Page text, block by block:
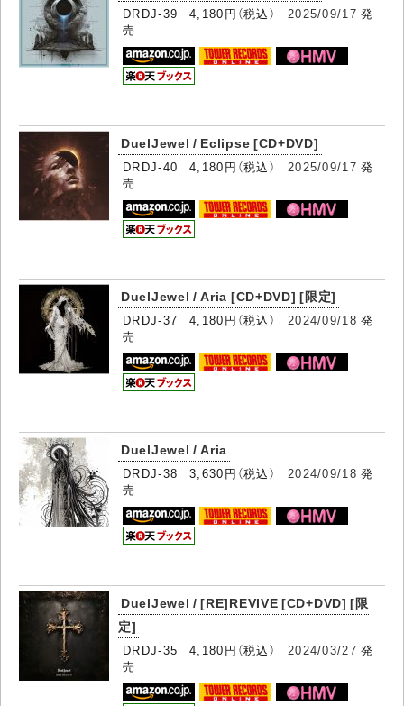
DRDJ-39 4,180円（税込） 2025/09/17 発
売
DuelJewel / Eclipse [CD+DVD]
DRDJ-40 4,180円（税込） 2025/09/17 発
売
DuelJewel / Aria [CD+DVD] [限定]
DRDJ-37 4,180円（税込） 2024/09/18 発
売
DuelJewel / Aria
DRDJ-38 3,630円（税込） 2024/09/18 発
売
DuelJewel / [RE]REVIVE [CD+DVD] [限
定]
DRDJ-35 4,180円（税込） 2024/03/27 発
売